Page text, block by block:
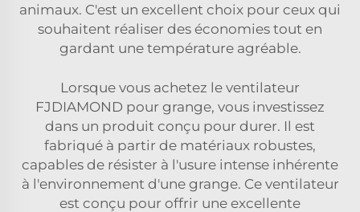
animaux. C'est un excellent choix pour ceux qui
souhaitent réaliser des économies tout en
gardant une température agréable.
Lorsque vous achetez le ventilateur
FJDIAMOND pour grange, vous investissez
dans un produit conçu pour durer. Il est
fabriqué à partir de matériaux robustes,
capables de résister à l'usure intense inhérente
à l'environnement d'une grange. Ce ventilateur
est conçu pour offrir une excellente